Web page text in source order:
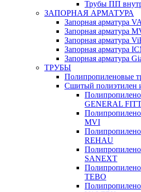
Трубы ПП
ЗАПОРНАЯ АРМАТУРА
Запорная арматура
Запорная арматура
Запорная арматура
Запорная арматура
Запорная арматура
ТРУБЫ
Полипропиленовые
Сшитый полиэтилен
GENERAL
MVI
REHAU
SANEXT
TEBO